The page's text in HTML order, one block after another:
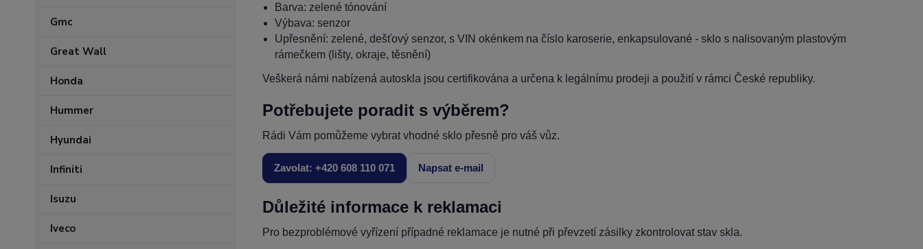
Gmc
Great Wall
Honda
Hummer
Hyundai
Infiniti
Isuzu
Iveco
Barva: zelené tónování
Výbava: senzor
Upřesnění: zelené, dešťový senzor, s VIN okénkem na číslo karoserie, enkapsulované - sklo s nalisovaným plastovým
rámečkem (lišty, okraje, těsnění)
Veškerá námi nabízená autoskla jsou certifikována a určena k legálnímu prodeji a použití v rámci České republiky.
Potřebujete poradit s výběrem?
Rádi Vám pomůžeme vybrat vhodné sklo přesně pro váš vůz.
Zavolat: +420 608 110 071 Napsat e-mail
Důležité informace k reklamaci
Pro bezproblémové vyřízení případné reklamace je nutné při převzetí zásilky zkontrolovat stav skla.